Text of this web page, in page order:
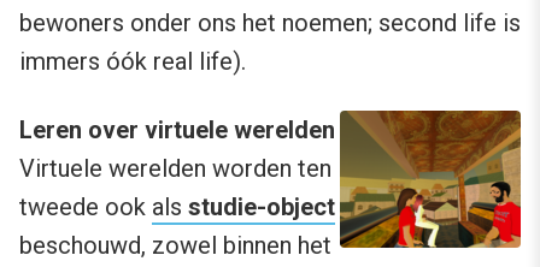
bewoners onder ons het noemen; second life is
immers óók real life).
Leren over virtuele werelden
Virtuele werelden worden ten
tweede ook als studie-object
beschouwd, zowel binnen het